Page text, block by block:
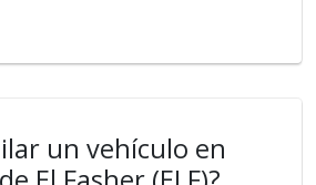
un vehículo en